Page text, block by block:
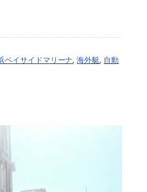
ベイサイドマリーナ,海外艇, 自動